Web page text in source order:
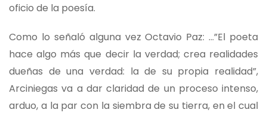
oficio de la poesía.
Como lo señaló alguna vez Octavio Paz: …”El poeta
hace algo más que decir la verdad; crea realidades
dueñas de una verdad: la de su propia realidad”,
Arciniegas va a dar claridad de un proceso intenso,
arduo, a la par con la siembra de su tierra, en el cual